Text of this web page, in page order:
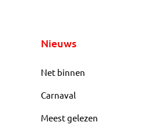
Nieuws
Net binnen
Carnaval
Meest gelezen